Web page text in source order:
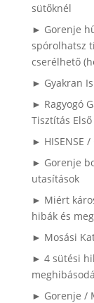
sütőknél
► Gorenje
spórolhatsz
cserélhető
► Gyakran
► Ragyogó
Tisztítás
► HISENSE
► Gorenje
utasítások
► Miért
hibák és
► Mosási
► 4 sütési
► Gorenje /